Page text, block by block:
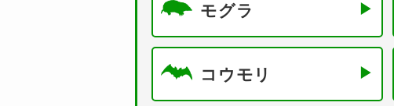
モグラ
コウモリ